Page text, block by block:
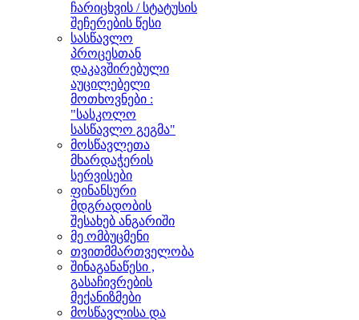
ჩარიცხვის / სტატუსის
შეჩერების წესი
სასწავლო
პროცესთან
დაკავშირებული
აუცილებელი
მოთხოვნები :
"სასკოლო
სასწავლო გეგმა"
მოსწავლეთა
მხარდაჭერის
სერვისები
ფინანსური
მდგრადობის
შესახებ ანგარიში
მე ომბუცმენი
თვითმმართველობა
შინაგანაწესი ,
გასაჩივრების
მექანიზმები
მოსწავლისა და